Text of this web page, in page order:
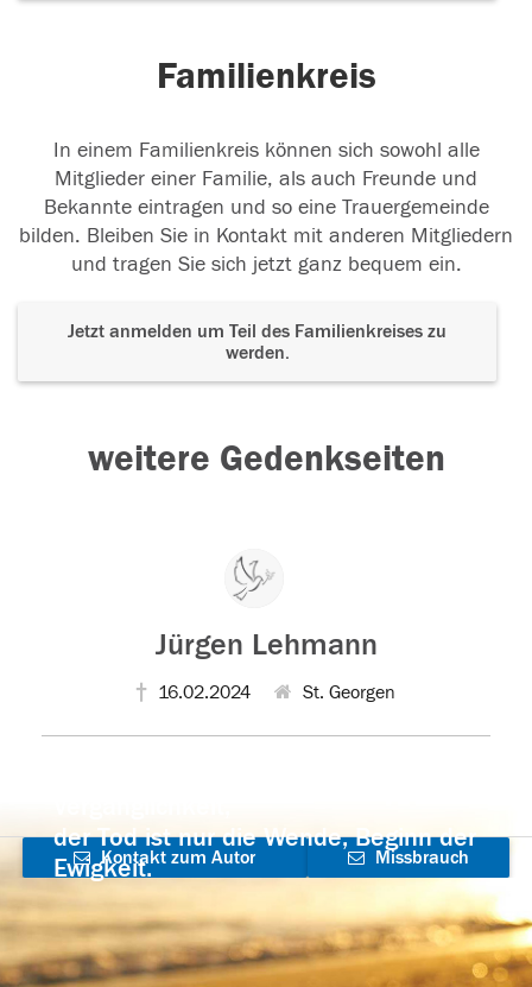
Familienkreis
In einem Familienkreis können sich sowohl alle
Mitglieder einer Familie, als auch Freunde und
Bekannte eintragen und so eine Trauergemeinde
bilden. Bleiben Sie in Kontakt mit anderen Mitgliedern
und tragen Sie sich jetzt ganz bequem ein.
Jetzt anmelden um Teil des Familienkreises zu
werden.
weitere Gedenkseiten
Jürgen Lehmann
16.02.2024 St. Georgen
der Tod ist nur die Wende, Beginn der
Ewigkeit.
Kontakt zum Autor
aufnehmen
Missbrauch